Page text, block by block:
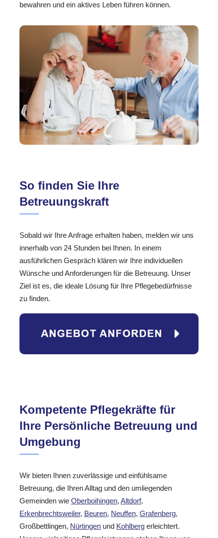
bewahren und ein aktives Leben führen können.
So finden Sie Ihre
Betreuungskraft
Sobald wir Ihre Anfrage erhalten haben, melden wir uns
innerhalb von 24 Stunden bei Ihnen. In einem
ausführlichen Gespräch klären wir Ihre individuellen
Wünsche und Anforderungen für die Betreuung. Unser
Ziel ist es, die ideale Lösung für Ihre Pflegebedürfnisse
zu finden.
Kompetente Pflegekräfte für
Ihre Persönliche Betreuung und
Umgebung
Wir bieten Ihnen zuverlässige und einfühlsame
Betreuung, die Ihren Alltag und den umliegenden
Gemeinden wie Oberboihingen, Altdorf,
Erkenbrechtsweiler, Beuren, Neuffen, Grafenberg,
Großbettlingen, Nürtingen und Kohlberg erleichtert.